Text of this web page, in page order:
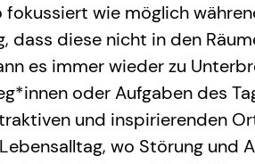
fokussiert wie möglich
dass diese nicht in den
es immer wieder zu
oder Aufgaben des
und inspirierenden
wo Störung und